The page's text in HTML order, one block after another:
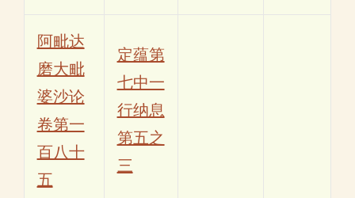
阿毗达
磨大毗
婆沙论
卷第一
百八十
五
定蕴第
七中一
行纳息
第五之
三